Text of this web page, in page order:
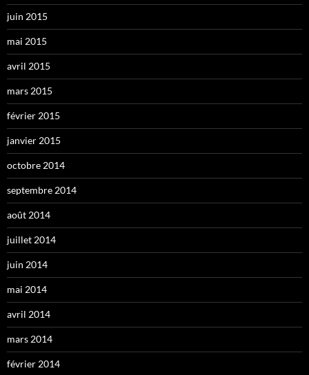
juin 2015
mai 2015
avril 2015
mars 2015
février 2015
janvier 2015
octobre 2014
septembre 2014
août 2014
juillet 2014
juin 2014
mai 2014
avril 2014
mars 2014
février 2014